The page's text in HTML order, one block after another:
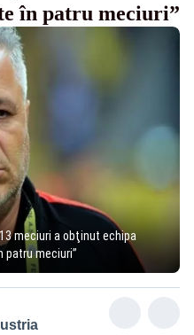
în patru meciuri”
meciuri a obţinut echipa
patru meciuri”